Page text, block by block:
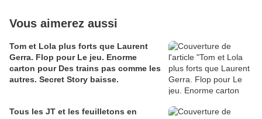
Vous aimerez aussi
Tom et Lola plus forts que Laurent
Gerra. Flop pour Le jeu. Enorme
carton pour Des trains pas comme les
autres. Secret Story baisse.
Tous les JT et les feuilletons en